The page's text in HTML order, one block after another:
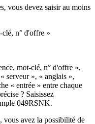
vous devez saisir au moins
clé, n° d'offre »
mot-clé, n° d'offre »,
serveur », « anglais »,
« entrée » entre chaque
? Saisissez
049RSNK.
vous avez la possibilité de